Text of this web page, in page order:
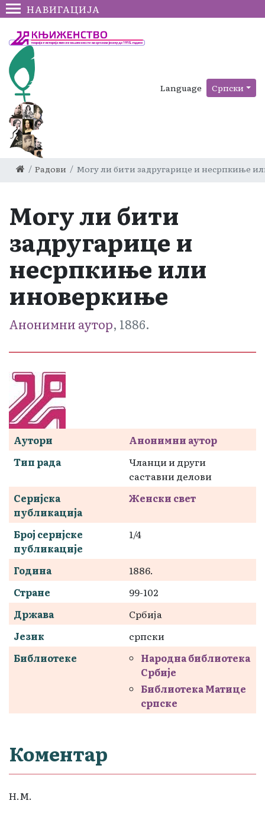
НАВИГАЦИЈА
Language Српски
Радови Могу ли бити задругарице и несрпкиње
Могу ли бити
задругарице и
несрпкиње или
иноверкиње
Анонимни аутор, 1886.
Аутори
Анонимни аутор
Тип рада
Чланци и други
саставни делови
Серијска
публикација
Женски свет
Број серијске
публикације
1/4
Година
1886.
Стране
99-102
Држава
Србија
Језик
српски
Библиотеке
Народна библиотека
Србије
Библиотека Матице
српске
Коментар
Н.М.